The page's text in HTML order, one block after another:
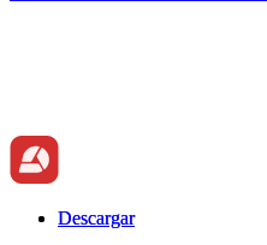
Descargar
Descargar